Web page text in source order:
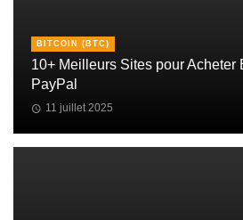
BITCOIN (BTC)
10+ Meilleurs Sites pour Acheter
PayPal
11 juillet 2025